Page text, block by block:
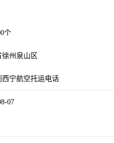
个
徐州泉山区
西宁航空托运电话
07